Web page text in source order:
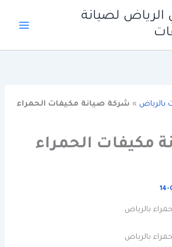
لصيانة
بالرياض » شركة صيانة مكيفات الحمراء
مكيفات الحمراء
بالرياض
بالرياض